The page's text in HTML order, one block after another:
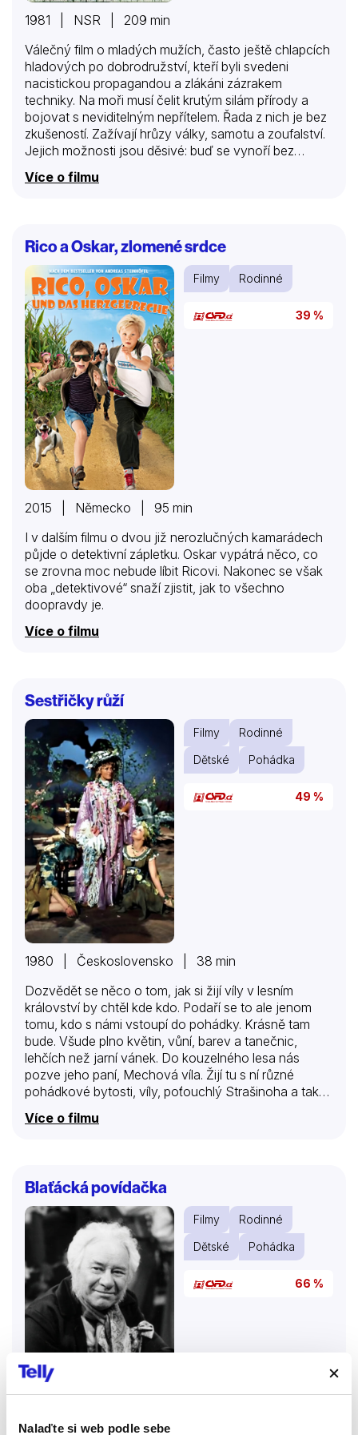
Nalaďte si web podle sebe
1981 | NSR | 209 min
Válečný film o mladých mužích, často ještě chlapcích
hladových po dobrodružství, kteří byli svedeni
nacistickou propagandou a zlákáni zázrakem
techniky. Na moři musí čelit krutým silám přírody a
bojovat s neviditelným nepřítelem. Řada z nich je bez
zkušeností. Zažívají hrůzy války, samotu a zoufalství.
Jejich možnosti jsou děsivé: buď se vynoří bez
škrábnutí nebo zemřou. Pod hladinou moře nemají
zranění šanci. Za II. světové války se ze 40 000 mužů
Více o filmu
Rico a Oskar, zlomené srdce
Filmy Rodinné
39 %
2015 | Německo | 95 min
I v dalším filmu o dvou již nerozlučných kamarádech
půjde o detektivní zápletku. Oskar vypátrá něco, co
se zrovna moc nebude líbit Ricovi. Nakonec se však
oba „detektivové“ snaží zjistit, jak to všechno
doopravdy je.
Více o filmu
Sestřičky růží
Filmy
Rodinné
Dětské
Pohádka
49 %
1980 | Československo | 38 min
Dozvědět se něco o tom, jak si žijí víly v lesním
království by chtěl kde kdo. Podaří se to ale jenom
tomu, kdo s námi vstoupí do pohádky. Krásně tam
bude. Všude plno květin, vůní, barev a tanečnic,
lehčích než jarní vánek. Do kouzelného lesa nás
pozve jeho paní, Mechová víla. Žijí tu s ní různé
pohádkové bytosti, víly, poťouchlý Strašinoha a také
dvě sestřičky Sněženka a Růženka. V lese pracují
dva mladíci a dívky jim chtějí doma poklidit a uvařit.
Více o filmu
Blaťácká povídačka
Filmy
Rodinné
Dětské
Pohádka
66 %